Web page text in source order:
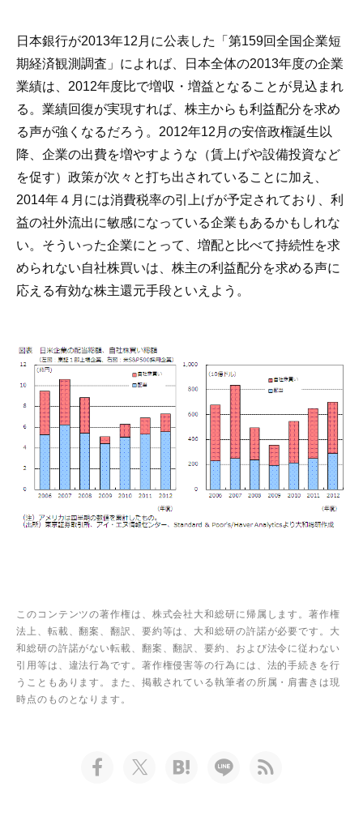
日本銀行が2013年12月に公表した「第159回全国企業短
期経済観測調査」によれば、日本全体の2013年度の企業
業績は、2012年度比で増収・増益となることが見込まれ
る。業績回復が実現すれば、株主からも利益配分を求め
る声が強くなるだろう。2012年12月の安倍政権誕生以
降、企業の出費を増やすような（賃上げや設備投資など
を促す）政策が次々と打ち出されていることに加え、
2014年４月には消費税率の引上げが予定されており、利
益の社外流出に敏感になっている企業もあるかもしれな
い。そういった企業にとって、増配と比べて持続性を求
められない自社株買いは、株主の利益配分を求める声に
応える有効な株主還元手段といえよう。
このコンテンツの著作権は、株式会社大和総研に帰属します。著作権
法上、転載、翻案、翻訳、要約等は、大和総研の許諾が必要です。大
和総研の許諾がない転載、翻案、翻訳、要約、および法令に従わない
引用等は、違法行為です。著作権侵害等の行為には、法的手続きを行
うこともあります。また、掲載されている執筆者の所属・肩書きは現
時点のものとなります。